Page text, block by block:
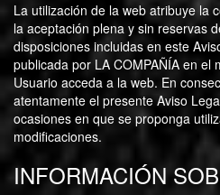
La utilización de la web atribuye la
la aceptación plena y sin reservas
disposiciones incluidas en este
publicada por LA COMPAÑÍA en el
Usuario acceda a la web. En
atentamente el presente Aviso
ocasiones en que se proponga
modificaciones.
INFORMACIÓN